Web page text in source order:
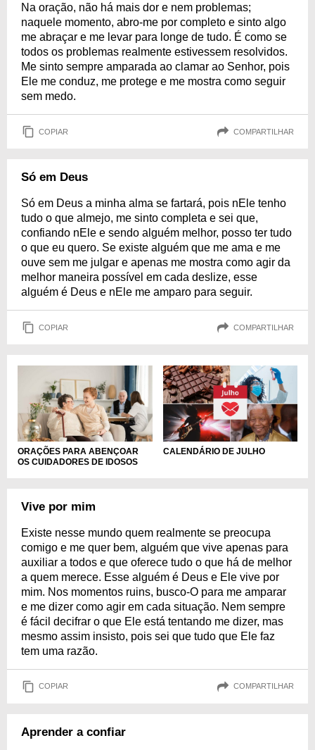
Na oração, não há mais dor e nem problemas;
naquele momento, abro-me por completo e sinto algo
me abraçar e me levar para longe de tudo. É como se
todos os problemas realmente estivessem resolvidos.
Me sinto sempre amparada ao clamar ao Senhor, pois
Ele me conduz, me protege e me mostra como seguir
sem medo.
COPIAR COMPARTILHAR
Só em Deus
Só em Deus a minha alma se fartará, pois nEle tenho
tudo o que almejo, me sinto completa e sei que,
confiando nEle e sendo alguém melhor, posso ter tudo
o que eu quero. Se existe alguém que me ama e me
ouve sem me julgar e apenas me mostra como agir da
melhor maneira possível em cada deslize, esse
alguém é Deus e nEle me amparo para seguir.
COPIAR COMPARTILHAR
ORAÇÕES PARA ABENÇOAR
OS CUIDADORES DE IDOSOS
CALENDÁRIO DE JULHO
Vive por mim
Existe nesse mundo quem realmente se preocupa
comigo e me quer bem, alguém que vive apenas para
auxiliar a todos e que oferece tudo o que há de melhor
a quem merece. Esse alguém é Deus e Ele vive por
mim. Nos momentos ruins, busco-O para me amparar
e me dizer como agir em cada situação. Nem sempre
é fácil decifrar o que Ele está tentando me dizer, mas
mesmo assim insisto, pois sei que tudo que Ele faz
tem uma razão.
COPIAR COMPARTILHAR
Aprender a confiar